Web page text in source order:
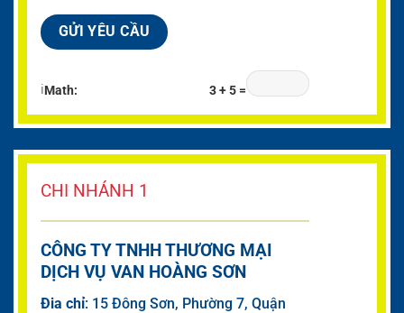
ℹMath: 3 + 5 =
CHI NHÁNH 1
CÔNG TY TNHH THƯƠNG MẠI
DỊCH VỤ VAN HOÀNG SƠN
Đia chỉ: 15 Đông Sơn, Phường 7, Quận